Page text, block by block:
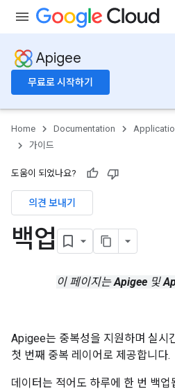
Apigee
무료로 시작하기
Home Documentation
가이드
도움이 되었나요?
의견 보내기
백업
이 페이지는Apigee 및
Apigee는 중복성을 지원하며 실시
첫 번째 중복 레이어로 제공합니다.
데이터는 적어도 하루에 한 번 백업